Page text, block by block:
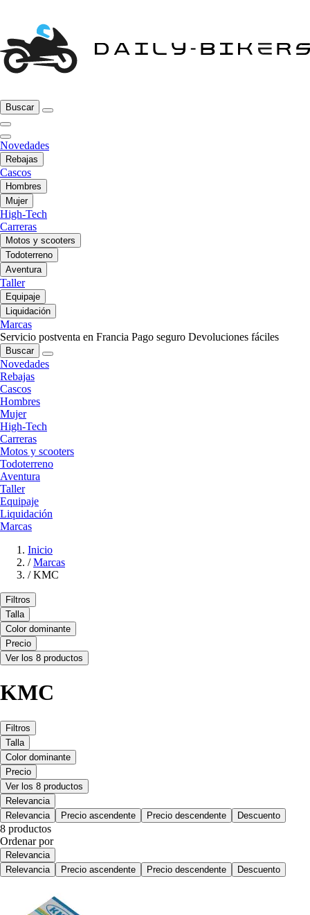
Buscar
Novedades
Rebajas
Cascos
Hombres
Mujer
High-Tech
Carreras
Motos y scooters
Todoterreno
Aventura
Taller
Equipaje
Liquidación
Marcas
Servicio postventa en Francia Pago seguro Devoluciones fáciles
Buscar
Novedades
Rebajas
Cascos
Hombres
Mujer
High-Tech
Carreras
Motos y scooters
Todoterreno
Aventura
Taller
Equipaje
Liquidación
Marcas
Inicio
/ Marcas
/ KMC
Filtros
Talla
Color dominante
Precio
Ver los 8 productos
KMC
Filtros
Talla
Color dominante
Precio
Ver los 8 productos
Relevancia
Relevancia
Precio ascendente Precio descendente Descuento
8 productos
Ordenar por
Relevancia
Relevancia
Precio ascendente Precio descendente Descuento